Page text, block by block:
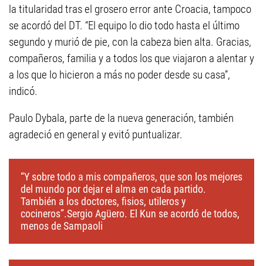
la titularidad tras el grosero error ante Croacia, tampoco
se acordó del DT. “El equipo lo dio todo hasta el último
segundo y murió de pie, con la cabeza bien alta. Gracias,
compañeros, familia y a todos los que viajaron a alentar y
a los que lo hicieron a más no poder desde su casa”,
indicó.
Paulo Dybala, parte de la nueva generación, también
agradeció en general y evitó puntualizar.
“Y sobre todo a mis compañeros, que son los mejores
del mundo por dejar el alma en cada partido.
También a los doctores, fisios, utileros y
cocineros”.Sergio Agüero. El Kun se acordó de todos,
menos de Sampaoli